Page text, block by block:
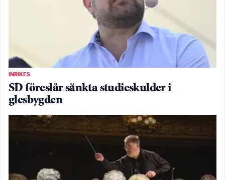
INRIKES
SD föreslår sänkta studieskulder i
glesbygden